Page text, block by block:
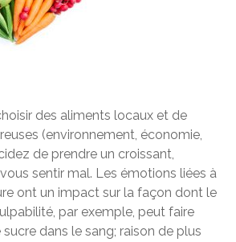
des aliments locaux et de
(environnement, économie,
de prendre un croissant,
sentir mal. Les émotions liées à
ont un impact sur la façon dont le
par exemple, peut faire
dans le sang; raison de plus